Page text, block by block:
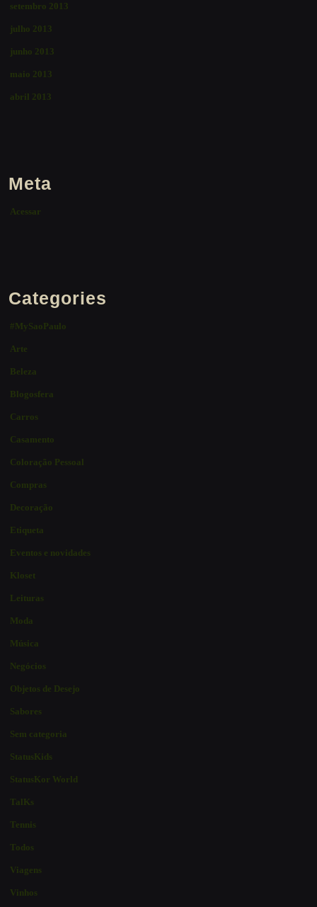
setembro 2013
julho 2013
junho 2013
maio 2013
abril 2013
Meta
Acessar
Categories
#MySaoPaulo
Arte
Beleza
Blogosfera
Carros
Casamento
Coloração Pessoal
Compras
Decoração
Etiqueta
Eventos e novidades
Kloset
Leituras
Moda
Música
Negócios
Objetos de Desejo
Sabores
Sem categoria
StatusKids
StatusKor World
TalKs
Tennis
Todos
Viagens
Vinhos